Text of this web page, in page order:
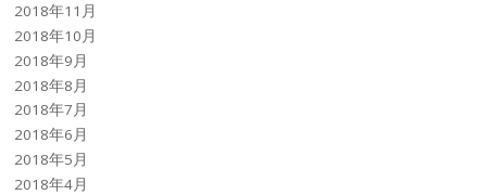
2018年11月
2018年10月
2018年9月
2018年8月
2018年7月
2018年6月
2018年5月
2018年4月